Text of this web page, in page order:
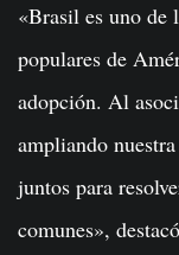
«Brasil es uno de
populares de
adopción. Al
ampliando
juntos para
comunes», destacó